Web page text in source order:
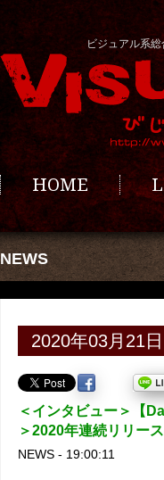
ビジュアル系
HOME
NEWS
2020年03月21
＜インタビュー＞【
＞2020年連続リリー
NEWS - 19:00:11